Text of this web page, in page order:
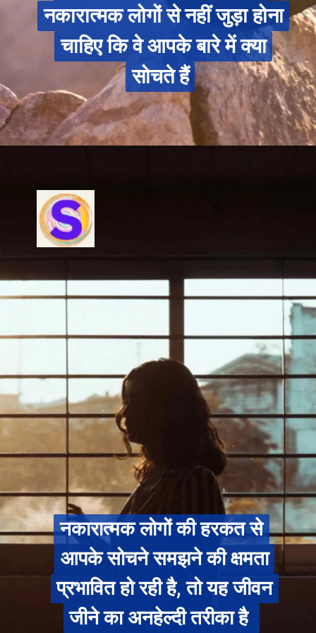
नकारात्मक लोगों से नहीं जुड़ा होना
चाहिए कि वे आपके बारे में क्या
सोचते हैं
नकारात्मक लोगों से नहीं जुड़ा होना
चाहिए कि वे आपके बारे में क्या
सोचते हैं
नकारात्मक लोगों की हरकत से
आपके सोचने समझने की क्षमता
प्रभावित हो रही है, तो यह जीवन
जीने का अनहेल्दी तरीका है
नकारात्मक लोगों की हरकत से
आपके सोचने समझने की क्षमता
प्रभावित हो रही है, तो यह जीवन
जीने का अनहेल्दी तरीका है